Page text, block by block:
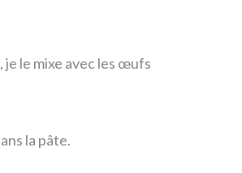
je le mixe avec les œufs
la pâte.